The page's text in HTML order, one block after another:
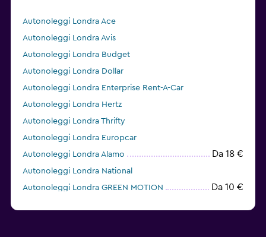
Autonoleggi Londra Ace
Autonoleggi Londra Avis
Autonoleggi Londra Budget
Autonoleggi Londra Dollar
Autonoleggi Londra Enterprise Rent-A-Car
Autonoleggi Londra Hertz
Autonoleggi Londra Thrifty
Autonoleggi Londra Europcar
Autonoleggi Londra Alamo
Da 18 €
Autonoleggi Londra National
Autonoleggi Londra GREEN MOTION
Da 10 €